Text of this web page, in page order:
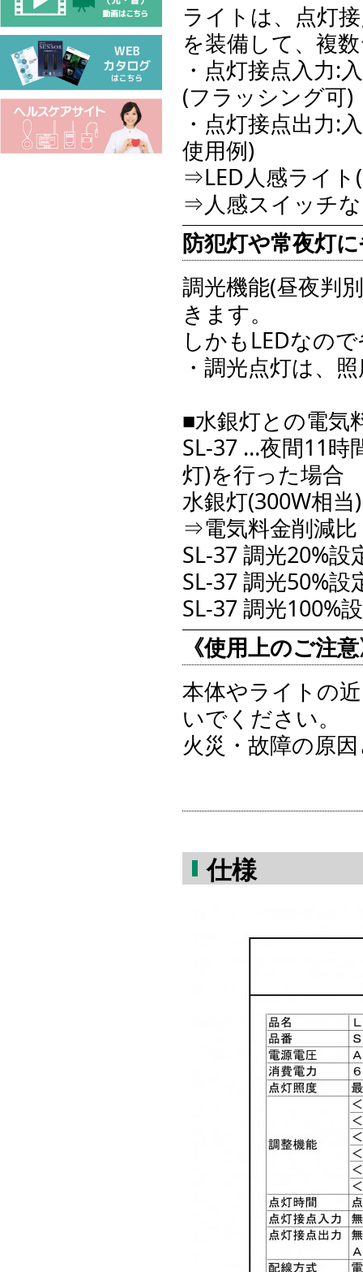
ライトは、点灯
を装備して、複
・点灯接点入力:
(フラッシング可)
・点灯接点出力:
使用例)
⇒LED人感ライト
⇒人感スイッチ
防犯灯や常夜灯
調光機能(昼夜判
きます。
しかもLEDなの
・調光点灯は、
■水銀灯との電気
SL-37 …夜間11時
灯)を行った場合
水銀灯(300W相
⇒電気料金削減比
SL-37 調光20%設
SL-37 調光50%設
SL-37 調光100%
《使用上のご注
本体やライトの
いでください。
火災・故障の原
仕様